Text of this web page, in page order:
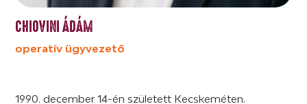
CHIOVINI ÁDÁM
operatív ügyvezető
1990. december 14-én született Kecskeméten.